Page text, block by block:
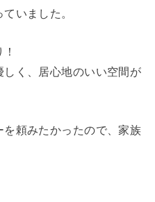
いました。
く、居心地のいい空間が
頼みたかったので、家族